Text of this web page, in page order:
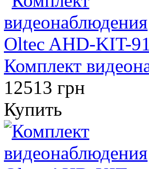
Комплект
12513 грн
Купить